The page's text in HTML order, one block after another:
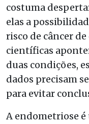
costuma
elas a
risco de câncer
científicas
duas condições,
dados precisam
para evitar
A endometriose